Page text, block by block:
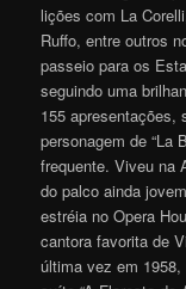
lições com La
Ruffo, entre outros
passeio para os
seguindo uma
155 apresentações,
personagem de “La
frequente. Viveu na
do palco ainda
estréia no Opera
cantora favorita de
última vez em 1958,